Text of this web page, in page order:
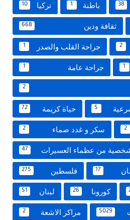
38 باطنة 1 تركيا 10
ثقافة ودين 668
2 جراحة القلب والصدر 1
1 جراحة عامة 1
2
5 حياة كريمة 72
2 سكر و غدد صماء 2
من عظماء العسيرات 47
17 فلسطين 275
كورونا 26 لبنان 51
5029 مراكز الاشعة 2